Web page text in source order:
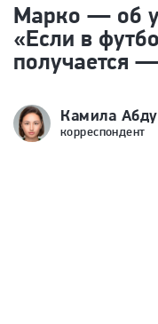
Марко — об
«Если в
получается
Камила
корреспондент